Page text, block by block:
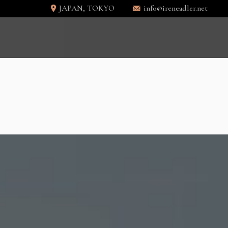
JAPAN, TOKYO info@ireneadler.net